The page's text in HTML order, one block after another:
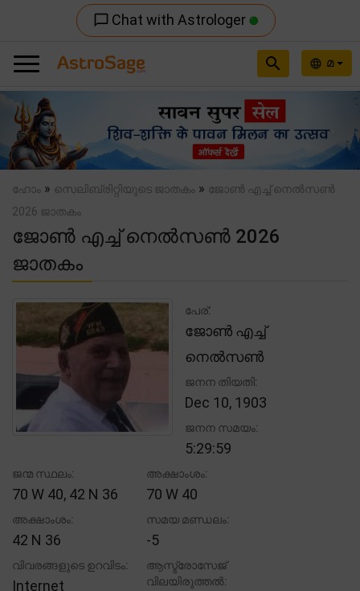
chat_bubble_outline Chat with Astrologer
language മ
search
Previous
ഹോം » സെലിബ്രിറ്റിയുടെ ജാതകം » ജോൺ എച്ച് നെൽസൺ
2026 ജാതകം
ജോൺ എച്ച് നെൽസൺ 2026
ജാതകം
പേര്:
ജോൺ എച്ച്
നെൽസൺ
ജനന തിയതി:
Dec 10, 1903
ജനന സമയം:
5:29:59
ജന്മ സ്ഥലം:
70 W 40, 42 N 36
അക്ഷാംശം:
70 W 40
അക്ഷാംശം:
42 N 36
സമയ മണ്ഡലം:
-5
വിവരങ്ങളുടെ ഉറവിടം:
Internet
ആസ്ട്രോസേജ്
വിലയിരുത്തൽ: